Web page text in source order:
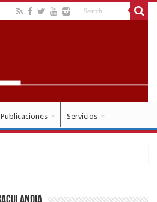
Publicaciones Servicios